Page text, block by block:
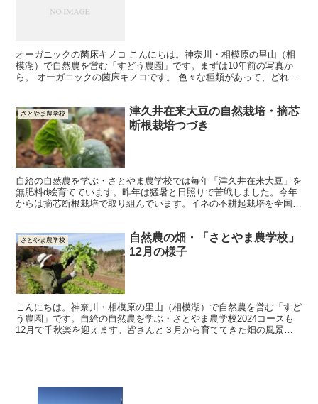
オーガニックの菌床キノコ こんにちは。神奈川・相模原の里山（相
模湖）で自然農を営む「すどう農園」です。まずは10年前の写真か
ら。 オーガニックの菌床キノコです。 色々な種類があって、どれも
さとやま農学校
津久井在来大豆の自然栽培・摘芯
断根栽培つづき
自給の自然農を学ぶ・さとやま農学校では毎年「津久井在来大豆」を
無肥料d絵育てています。昨年は猛暑と日照りで苦戦しました。今年
からは摘芯断根栽培で取り組んでいます。イネの不耕起栽培を全国に
さとやま農学校
自然農の畑・「さとやま農学校」
12月の様子
こんにちは。神奈川・相模原の里山（相模湖）で自然農を営む「すど
う農園」です。自給の自然農を学ぶ・さとやま農学校2024コースも
12月で千秋楽を迎えます。皆さんと３月から育ててきた畑の風景が